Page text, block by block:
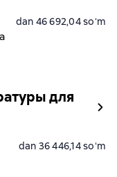
dan 46 692,04 soʻm
для
dan 36 446,14 soʻm